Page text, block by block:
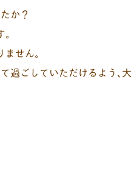
か？
せん。
過ごしていただけるよう､